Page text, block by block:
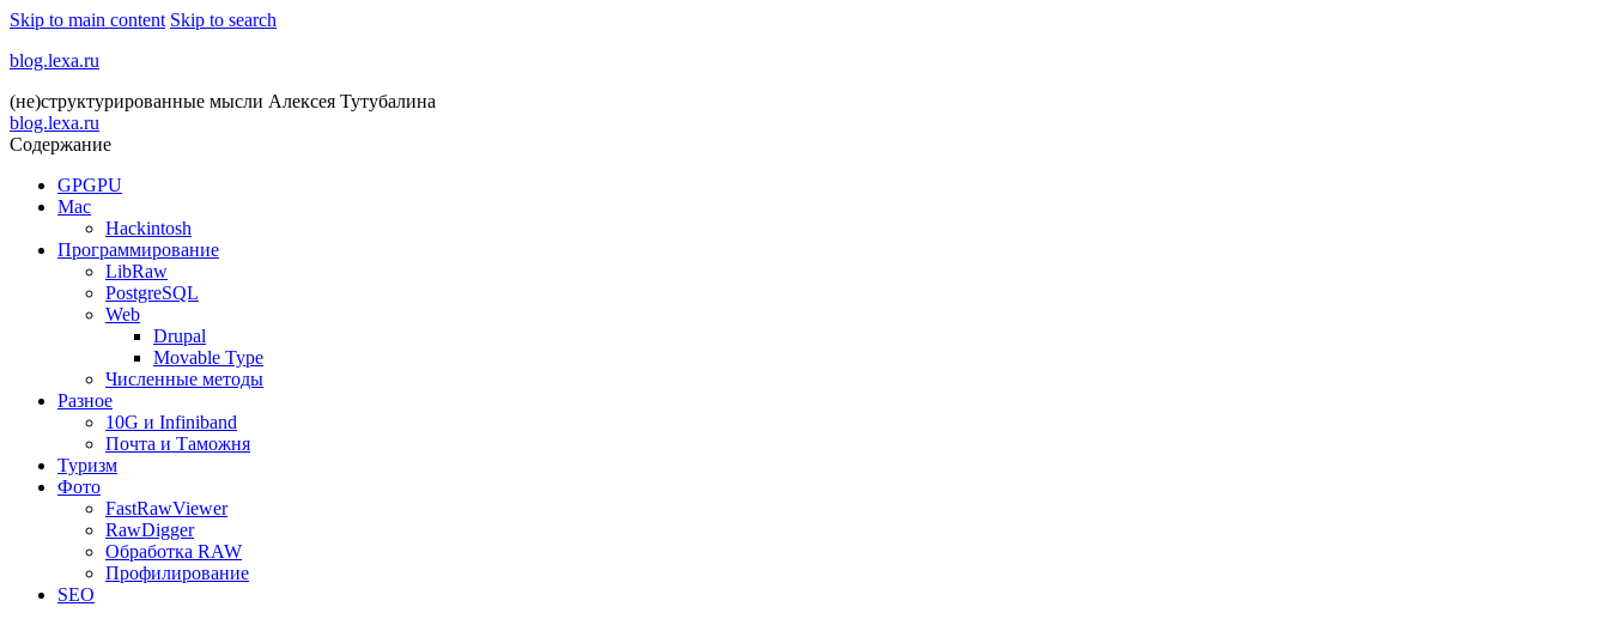
Skip to main content Skip to search
blog.lexa.ru
(не)структурированные мысли Алексея Тутубалина
blog.lexa.ru
Содержание
GPGPU
Mac
Hackintosh
Программирование
LibRaw
PostgreSQL
Web
Drupal
Movable Type
Численные методы
Разное
10G и Infiniband
Почта и Таможня
Туризм
Фото
FastRawViewer
RawDigger
Обработка RAW
Профилирование
SEO